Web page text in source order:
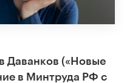
Даванков («Новые
в Минтруда РФ с